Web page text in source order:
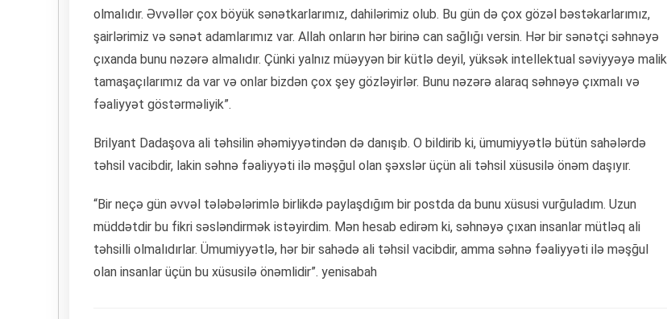
olmalıdır. Əvvəllər çox böyük sənətkarlarımız, dahilərimiz olub. Bu gün də çox gözəl bəstəkarlarımız,
şairlərimiz və sənət adamlarımız var. Allah onların hər birinə can sağlığı versin. Hər bir sənətçi səhnəyə
çıxanda bunu nəzərə almalıdır. Çünki yalnız müəyyən bir kütlə deyil, yüksək intellektual səviyyəyə malik
tamaşaçılarımız da var və onlar bizdən çox şey gözləyirlər. Bunu nəzərə alaraq səhnəyə çıxmalı və
fəaliyyət göstərməliyik”.
Brilyant Dadaşova ali təhsilin əhəmiyyətindən də danışıb. O bildirib ki, ümumiyyətlə bütün sahələrdə
təhsil vacibdir, lakin səhnə fəaliyyəti ilə məşğul olan şəxslər üçün ali təhsil xüsusilə önəm daşıyır.
“Bir neçə gün əvvəl tələbələrimlə birlikdə paylaşdığım bir postda da bunu xüsusi vurğuladım. Uzun
müddətdir bu fikri səsləndirmək istəyirdim. Mən hesab edirəm ki, səhnəyə çıxan insanlar mütləq ali
təhsilli olmalıdırlar. Ümumiyyətlə, hər bir sahədə ali təhsil vacibdir, amma səhnə fəaliyyəti ilə məşğul
olan insanlar üçün bu xüsusilə önəmlidir”. yenisabah